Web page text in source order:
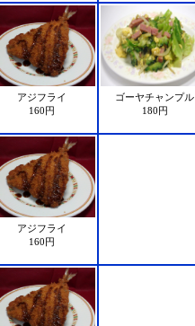
アジフライ
160円
ゴーヤチャンプル
180円
アジフライ
160円